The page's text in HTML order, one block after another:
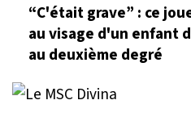
“C'était grave” : ce
au visage d'un enfant
au deuxième degré